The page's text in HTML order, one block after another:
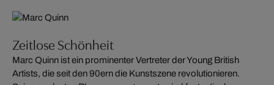
Zeitlose Schönheit
Marc Quinn ist ein prominenter Vertreter der Young British
Artists, die seit den 90ern die Kunstszene revolutionieren.